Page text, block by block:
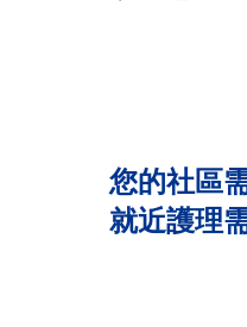
您的社區
就近護理